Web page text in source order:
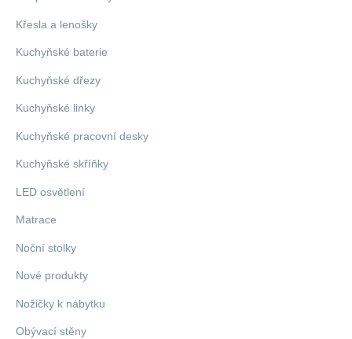
Křesla a lenošky
Kuchyňské baterie
Kuchyňské dřezy
Kuchyňské linky
Kuchyňské pracovní desky
Kuchyňské skříňky
LED osvětlení
Matrace
Noční stolky
Nové produkty
Nožičky k nábytku
Obývací stěny